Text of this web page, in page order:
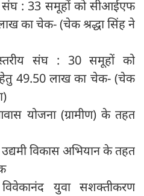
संघ : 33 समूहों को सीआईएफ
का चेक- (चेक श्रद्धा सिंह ने
संघ : 30 समूहों को
49.50 लाख का चेक- (चेक
योजना (ग्रामीण) के तहत
विकास अभियान के तहत
युवा सशक्तीकरण